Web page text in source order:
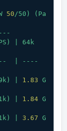
50/50)
(Pa
64k
----
1.83 G
1.84 G
3.67 G